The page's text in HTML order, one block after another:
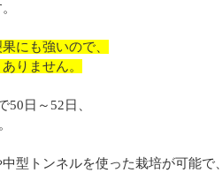
にも強いので、
りません。
日～52日、
型トンネルを使った栽培が可能で、